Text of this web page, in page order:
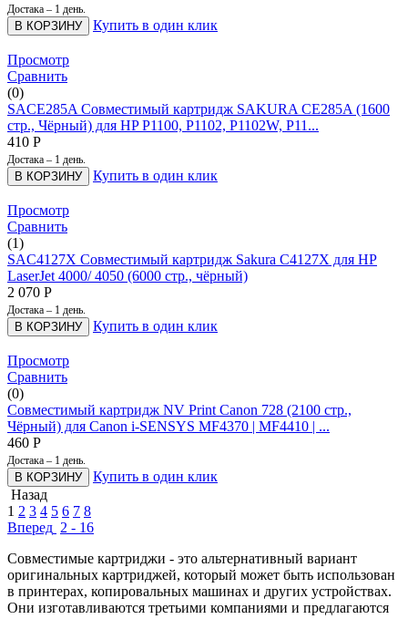
Достака – 1 день.
В КОРЗИНУ Купить в один клик
Просмотр
Сравнить
(0)
SACE285A Совместимый картридж SAKURA CE285A (1600
стр., Чёрный) для HP P1100, P1102, P1102W, P11...
410 Р
Достака – 1 день.
В КОРЗИНУ Купить в один клик
Просмотр
Сравнить
(1)
SAC4127X Совместимый картридж Sakura C4127X для HP
LaserJet 4000/ 4050 (6000 стр., чёрный)
2 070 Р
Достака – 1 день.
В КОРЗИНУ Купить в один клик
Просмотр
Сравнить
(0)
Совместимый картридж NV Print Canon 728 (2100 стр.,
Чёрный) для Canon i-SENSYS MF4370 | MF4410 | ...
460 Р
Достака – 1 день.
В КОРЗИНУ
Купить в один клик
Назад
1 2 3 4 5 6 7 8
Вперед 2 - 16
Совместимые картриджи - это альтернативный вариант
оригинальных картриджей, который может быть использован
в принтерах, копировальных машинах и других устройствах.
Они изготавливаются третьими компаниями и предлагаются